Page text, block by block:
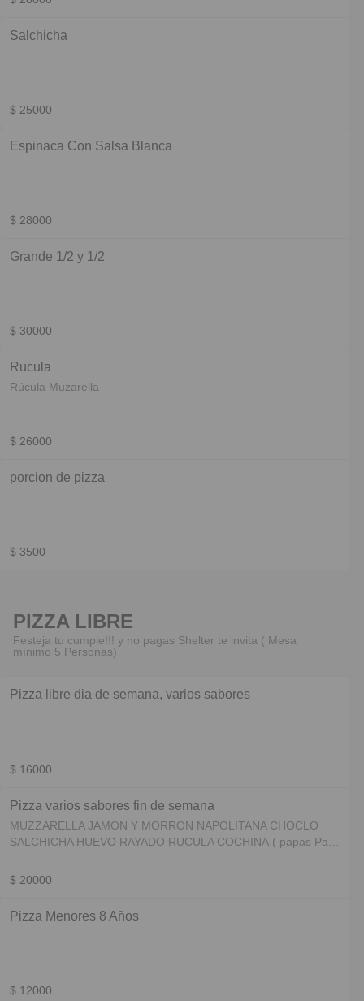
Salchicha
$ 25000
Espinaca Con Salsa Blanca
$ 28000
Grande 1/2 y 1/2
$ 30000
Rucula
Rúcula Muzarella
$ 26000
porcion de pizza
$ 3500
PIZZA LIBRE
Festeja tu cumple!!! y no pagas Shelter te invita ( Mesa
mínimo 5 Personas)
Pizza libre dia de semana, varios sabores
$ 16000
Pizza varios sabores fin de semana
MUZZARELLA JAMON Y MORRON NAPOLITANA CHOCLO
SALCHICHA HUEVO RAYADO RUCULA COCHINA ( papas Pay
CALABRESA SHELTER (cheddar, panceta y verdeo)
$ 20000
Pizza Menores 8 Años
$ 12000